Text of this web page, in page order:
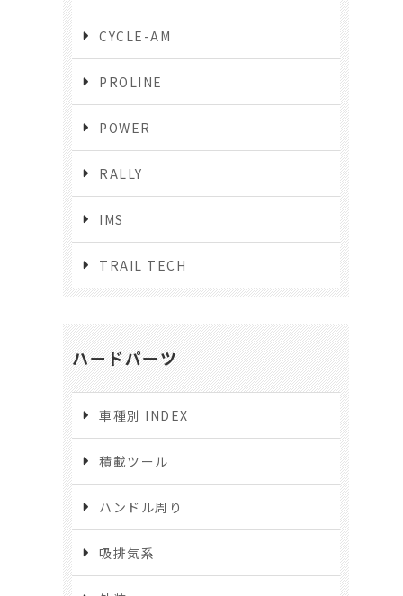
CYCLE-AM
PROLINE
POWER
RALLY
IMS
TRAIL TECH
ハードパーツ
車種別 INDEX
積載ツール
ハンドル周り
吸排気系